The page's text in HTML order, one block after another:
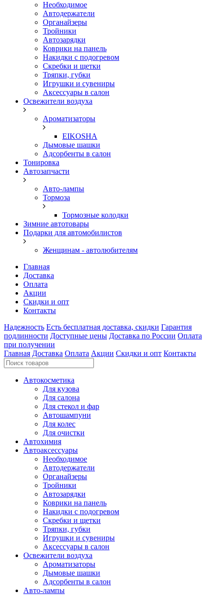
Необходимое
Автодержатели
Органайзеры
Тройники
Автозарядки
Коврики на панель
Накидки с подогревом
Скребки и щетки
Тряпки, губки
Игрушки и сувениры
Аксессуары в салон
Освежители воздуха
Ароматизаторы
EIKOSHA
Дымовые шашки
Адсорбенты в салон
Тонировка
Автозапчасти
Авто-лампы
Тормоза
Тормозные колодки
Зимние автотовары
Подарки для автомобилистов
Женщинам - автолюбителям
Главная
Доставка
Оплата
Акции
Скидки и опт
Контакты
Надежность Есть бесплатная доставка, скидки Гарантия
подлинности Доступные цены Доставка по России Оплата
при получении
Главная Доставка Оплата Акции Скидки и опт Контакты
Автокосметика
Для кузова
Для салона
Для стекол и фар
Автошампуни
Для колес
Для очистки
Автохимия
Автоаксессуары
Необходимое
Автодержатели
Органайзеры
Тройники
Автозарядки
Коврики на панель
Накидки с подогревом
Скребки и щетки
Тряпки, губки
Игрушки и сувениры
Аксессуары в салон
Освежители воздуха
Ароматизаторы
Дымовые шашки
Адсорбенты в салон
Авто-лампы